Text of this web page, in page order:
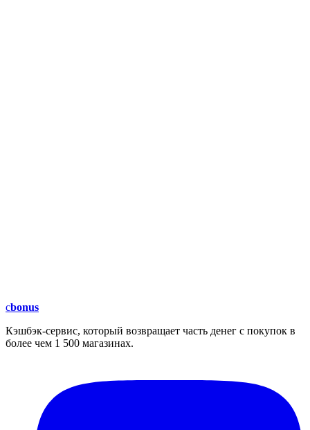
cbonus
Кэшбэк-сервис, который возвращает часть денег с покупок в
более чем 1 500 магазинах.